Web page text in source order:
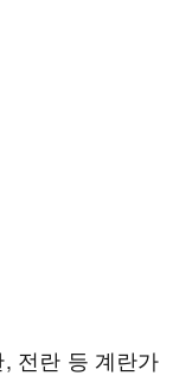
전란 등 계란가